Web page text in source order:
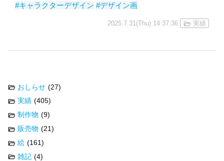
#キャラクターデザイン #デザイン画
2025.7.31(Thu) 14:37:36 実績
おしらせ (27)
実績 (405)
制作物 (9)
販売物 (21)
絵 (161)
雑記 (4)